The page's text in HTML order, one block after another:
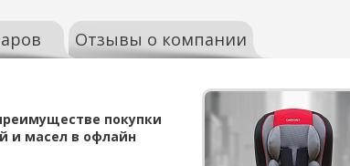
Отзывы о компании
покупки
и масел в офлайн